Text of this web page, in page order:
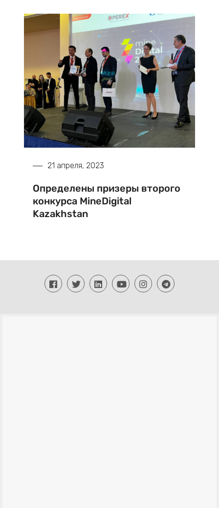
21 апреля, 2023
Определены призеры второго
конкурса MineDigital
Kazakhstan